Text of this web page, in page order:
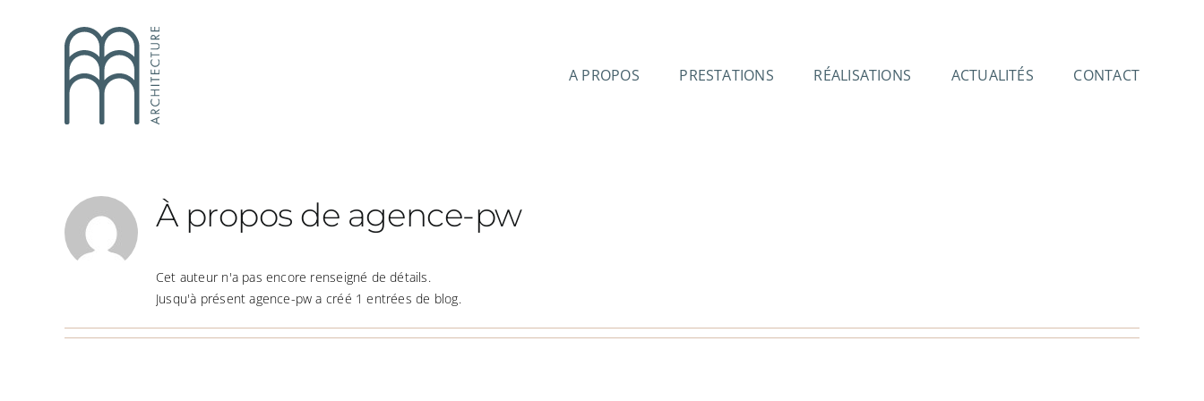
A PROPOS PRESTATIONS RÉALISATIONS ACTUALITÉS CONTACT
À propos de agence-pw
Cet auteur n'a pas encore renseigné de détails.
Jusqu'à présent agence-pw a créé 1 entrées de blog.